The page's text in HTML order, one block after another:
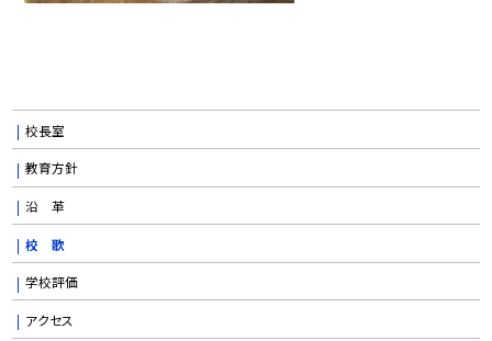
校長室
教育方針
沿 革
校 歌
学校評価
アクセス